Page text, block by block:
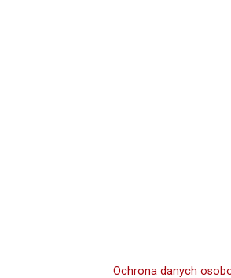
Ochrona danych